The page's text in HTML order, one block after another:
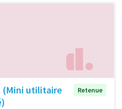
(Mini utilitaire
Retenue